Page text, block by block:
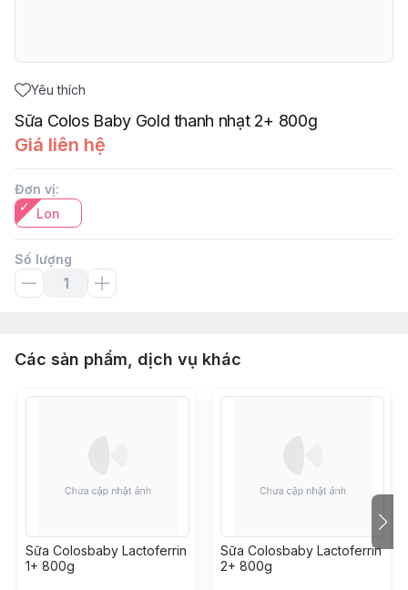
Yêu thích
Sữa Colos Baby Gold thanh nhạt 2+ 800g
Giá liên hệ
Đơn vị:
Lon
Số lượng
Các sản phẩm, dịch vụ khác
Sữa Colosbaby Lactoferrin
1+ 800g
Sữa Colosbaby Lactoferrin
2+ 800g